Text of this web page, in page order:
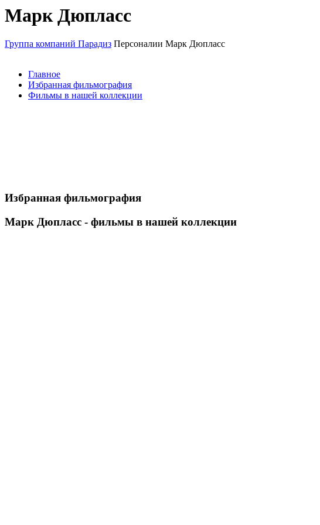
Марк Дюпласс
Группа компаний Парадиз Персоналии Марк Дюпласс
Главное
Избранная фильмография
Фильмы в нашей коллекции
Избранная фильмография
Марк Дюпласс - фильмы в нашей коллекции